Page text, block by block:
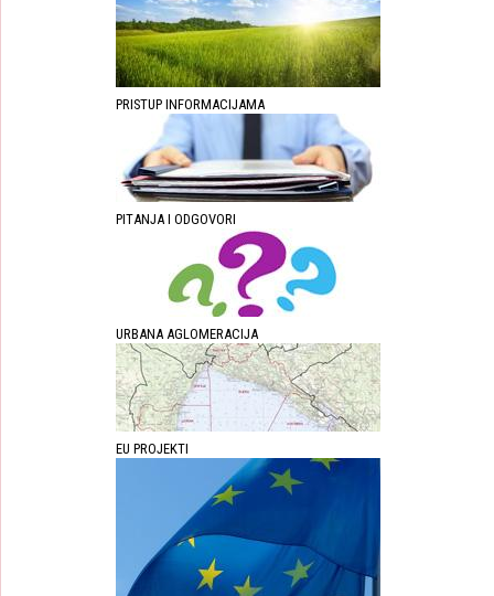
PRISTUP INFORMACIJAMA
PITANJA I ODGOVORI
URBANA AGLOMERACIJA
EU PROJEKTI